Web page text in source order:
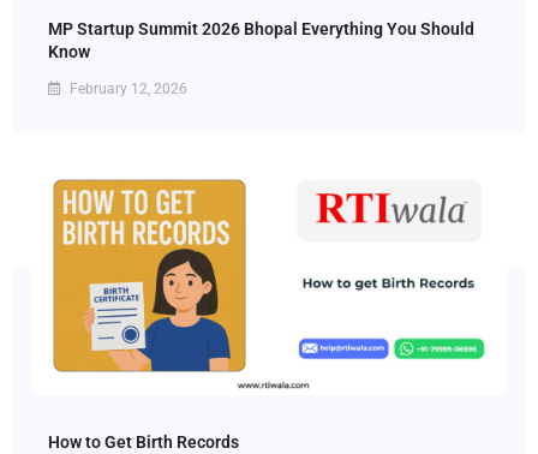
MP Startup Summit 2026 Bhopal Everything You Should
Know
February 12, 2026
How to Get Birth Records